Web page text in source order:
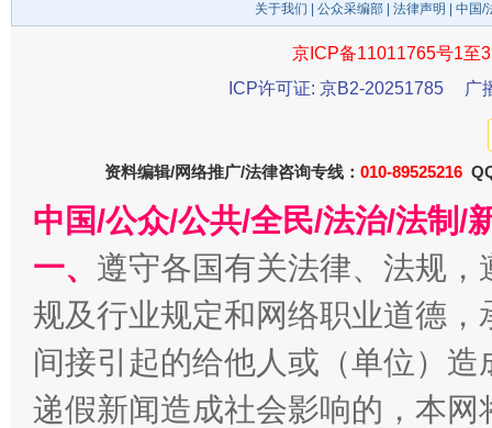
受贿1.44亿！段成刚被判无期 从幼
全民健身五年计划来了！等你上场
关于我们 公众采编部 法律声明 | 中国
京ICP备11011765号1至
ICP许可证: 京B2-20251785
广
资料编辑/网络推广/法律咨询专线： 010-89525216
中国/公众/公共/全民/法治/法制/
一、 遵守各国有关法律、法规
规及行业规定和网络职业道德
间接引起的给他人或（单位）
递假新闻造成社会影响的，本